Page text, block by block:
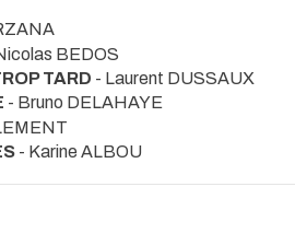
BEDOS
TARD - Laurent DUSSAUX
- Bruno DELAHAYE
- Karine ALBOU